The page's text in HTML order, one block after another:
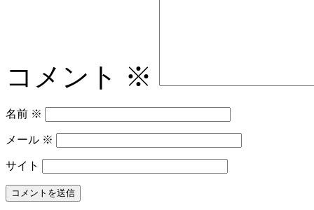
コメント ※
名前 ※
メール ※
サイト